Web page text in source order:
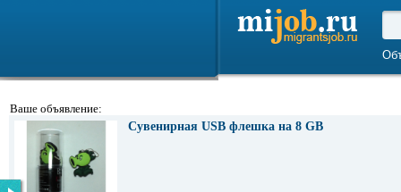
Ваше объявление:
Сувенирная USB флешка на 8 GB